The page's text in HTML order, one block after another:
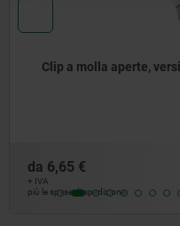
Clip a molla aperte,
da 6,65 €
+ IVA
più le spese di spedizione